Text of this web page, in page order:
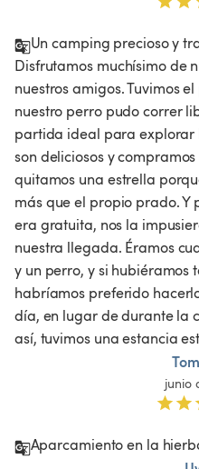
Un camping precioso y
Disfrutamos muchísimo de
nuestros amigos. Tuvimos
nuestro perro pudo correr
partida ideal para explorar
son deliciosos y
quitamos una estrella
más que el propio prado. Y
era gratuita, nos la
nuestra llegada. Éramos
y un perro, y si hubiéramos
habríamos preferido
día, en lugar de durante la
así, tuvimos una estancia
junio
Aparcamiento en la